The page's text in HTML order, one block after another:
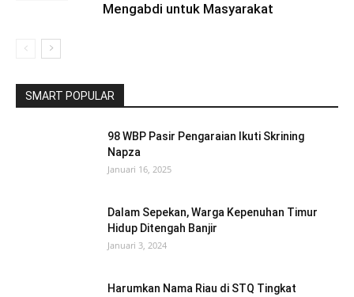
Mengabdi untuk Masyarakat
SMART POPULAR
98 WBP Pasir Pengaraian Ikuti Skrining
Napza
Januari 16, 2025
Dalam Sepekan, Warga Kepenuhan Timur
Hidup Ditengah Banjir
Januari 3, 2024
Harumkan Nama Riau di STQ Tingkat